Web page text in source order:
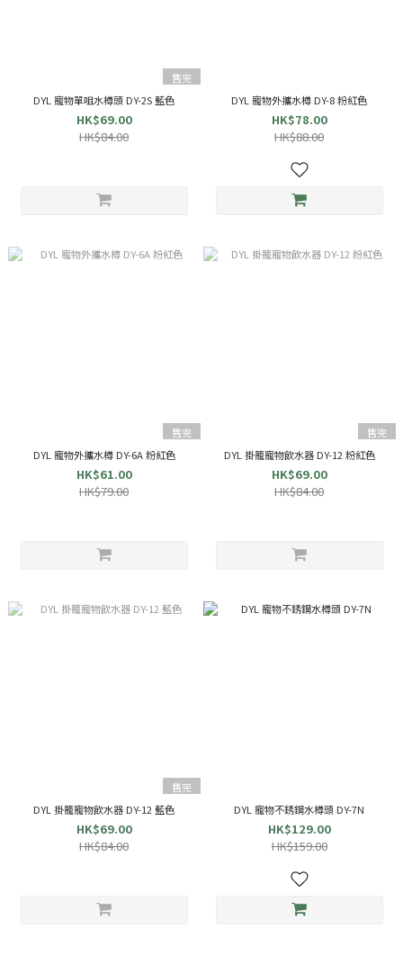
售完
DYL 寵物單咀水樽頭 DY-2S 藍色
HK$69.00
HK$84.00
DYL 寵物外攜水樽 DY-8 粉紅色
HK$78.00
HK$88.00
售完
DYL 寵物外攜水樽 DY-6A 粉紅色
HK$61.00
HK$79.00
售完
DYL 掛籠寵物飲水器 DY-12 粉紅色
HK$69.00
HK$84.00
售完
DYL 掛籠寵物飲水器 DY-12 藍色
HK$69.00
HK$84.00
DYL 寵物不銹鋼水樽頭 DY-7N
HK$129.00
HK$159.00